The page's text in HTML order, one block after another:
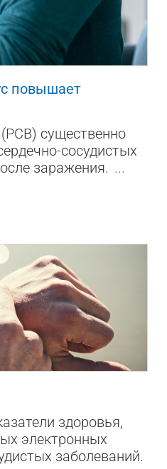
повышает
существенно
сосудистых
заражения. ...
здоровья,
электронных
заболеваний.